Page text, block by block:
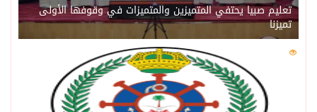
تعليم صبيا يحتفي المتميزين والمتميزات في وقوفها الأولى
تميزنا
209